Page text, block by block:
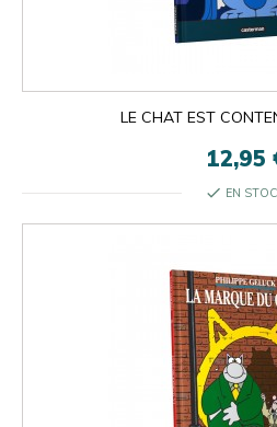
LE CHAT EST
12,95
check EN